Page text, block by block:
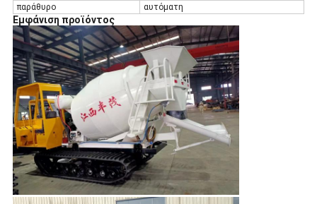
παράθυρο
αυτόματη
Εμφάνιση προϊόντος